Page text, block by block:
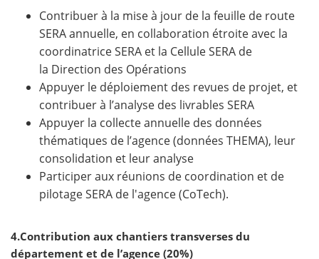
Contribuer à la mise à jour de la feuille de route
SERA annuelle, en collaboration étroite avec la
coordinatrice SERA et la Cellule SERA de
la Direction des Opérations
Appuyer le déploiement des revues de projet, et
contribuer à l’analyse des livrables SERA
Appuyer la collecte annuelle des données
thématiques de l’agence (données THEMA), leur
consolidation et leur analyse
Participer aux réunions de coordination et de
pilotage SERA de l'agence (CoTech).
4.Contribution aux chantiers transverses du
département et de l’agence (20%)